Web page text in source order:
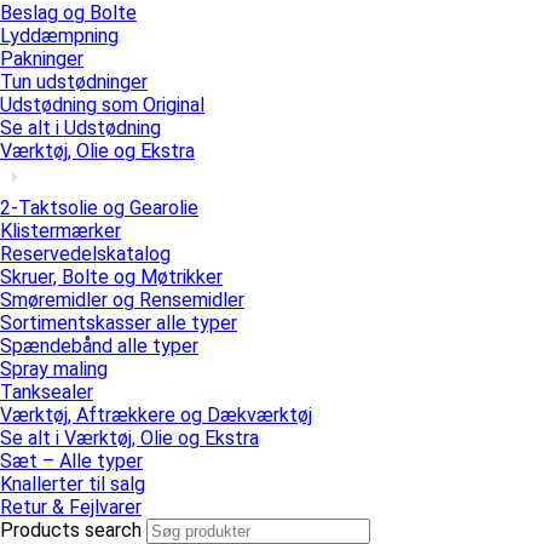
Beslag og Bolte
Lyddæmpning
Pakninger
Tun udstødninger
Udstødning som Original
Se alt i Udstødning
Værktøj, Olie og Ekstra
2-Taktsolie og Gearolie
Klistermærker
Reservedelskatalog
Skruer, Bolte og Møtrikker
Smøremidler og Rensemidler
Sortimentskasser alle typer
Spændebånd alle typer
Spray maling
Tanksealer
Værktøj, Aftrækkere og Dækværktøj
Se alt i Værktøj, Olie og Ekstra
Sæt – Alle typer
Knallerter til salg
Retur & Fejlvarer
Products search